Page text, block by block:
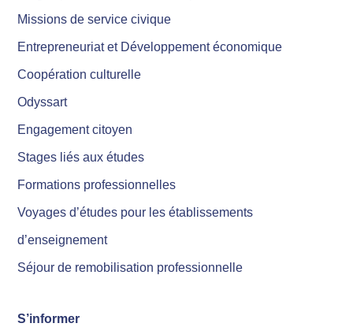
Missions de service civique
Entrepreneuriat et Développement économique
Coopération culturelle
Odyssart
Engagement citoyen
Stages liés aux études
Formations professionnelles
Voyages d’études pour les établissements
d’enseignement
Séjour de remobilisation professionnelle
S’informer